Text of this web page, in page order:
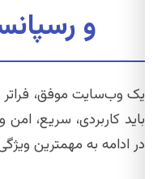
و
یک وب‌سایت موفق،
باید کاربردی، سریع،
در ادامه به مهمترین